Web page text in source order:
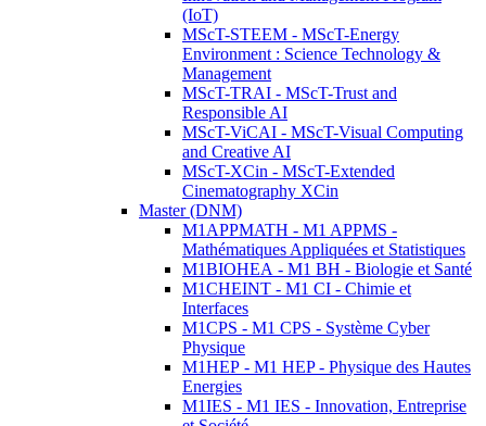
(IoT)
MScT-STEEM - MScT-Energy
Environment : Science Technology &
Management
MScT-TRAI - MScT-Trust and
Responsible AI
MScT-ViCAI - MScT-Visual Computing
and Creative AI
MScT-XCin - MScT-Extended
Cinematography XCin
Master (DNM)
M1APPMATH - M1 APPMS -
Mathématiques Appliquées et Statistiques
M1BIOHEA - M1 BH - Biologie et Santé
M1CHEINT - M1 CI - Chimie et
Interfaces
M1CPS - M1 CPS - Système Cyber
Physique
M1HEP - M1 HEP - Physique des Hautes
Energies
M1IES - M1 IES - Innovation, Entreprise